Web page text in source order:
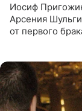
Иосиф
Арсения
от первого